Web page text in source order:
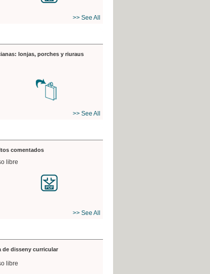
>> See All
lonjas, porches y riuraus
>> See All
comentados
libre
>> See All
de disseny curricular
libre